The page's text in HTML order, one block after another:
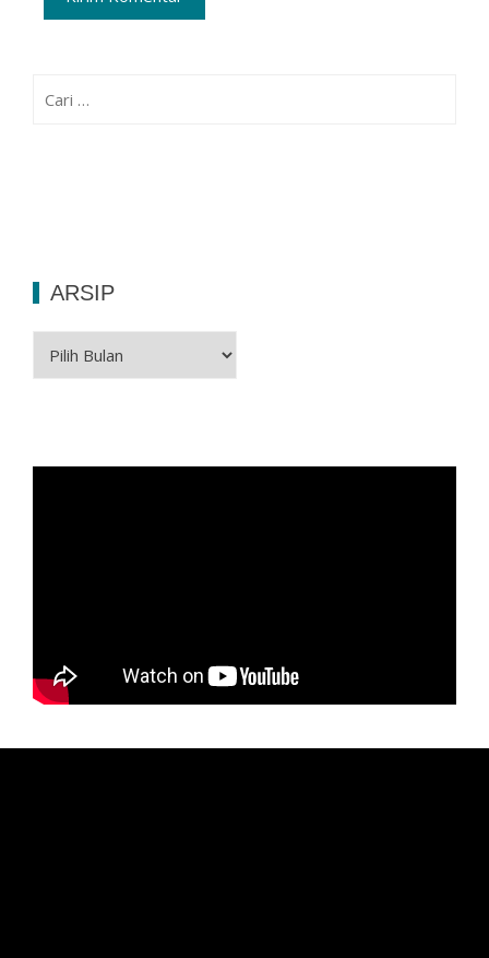
untuk:
ARSIP